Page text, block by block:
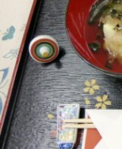
市
原、
ケ
浦、
木
更
津、
君
津、
富
津